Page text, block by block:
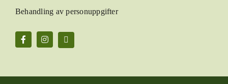
Behandling av personuppgifter